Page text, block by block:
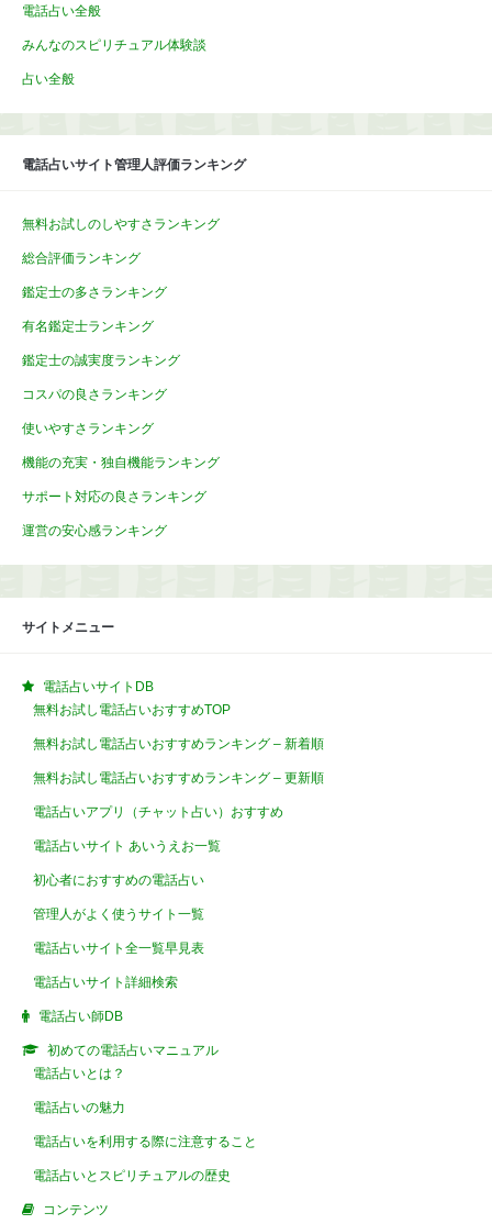
電話占い全般
みんなのスピリチュアル体験談
占い全般
電話占いサイト管理人評価ランキング
無料お試しのしやすさランキング
総合評価ランキング
鑑定士の多さランキング
有名鑑定士ランキング
鑑定士の誠実度ランキング
コスパの良さランキング
使いやすさランキング
機能の充実・独自機能ランキング
サポート対応の良さランキング
運営の安心感ランキング
サイトメニュー
電話占いサイトDB
無料お試し電話占いおすすめTOP
無料お試し電話占いおすすめランキング – 新着順
無料お試し電話占いおすすめランキング – 更新順
電話占いアプリ（チャット占い）おすすめ
電話占いサイト あいうえお一覧
初心者におすすめの電話占い
管理人がよく使うサイト一覧
電話占いサイト全一覧早見表
電話占いサイト詳細検索
電話占い師DB
初めての電話占いマニュアル
電話占いとは？
電話占いの魅力
電話占いを利用する際に注意すること
電話占いとスピリチュアルの歴史
コンテンツ